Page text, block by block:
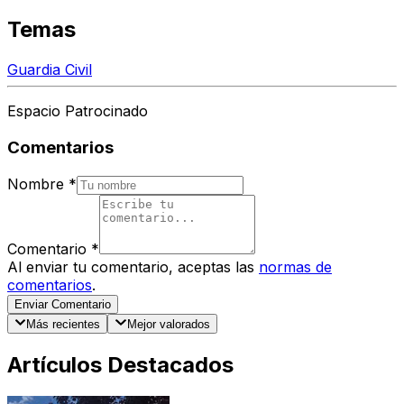
Temas
Guardia Civil
Espacio Patrocinado
Comentarios
Nombre *
Comentario *
Al enviar tu comentario, aceptas las normas de
comentarios.
Enviar Comentario
Más recientes
Mejor valorados
Artículos Destacados